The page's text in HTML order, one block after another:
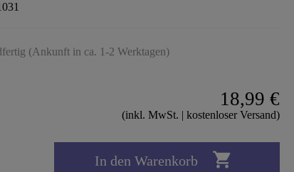
(Ankunft in ca. 1-2 Werktagen)
18,99 €
(inkl. MwSt. | kostenloser Versand)
In den Warenkorb 